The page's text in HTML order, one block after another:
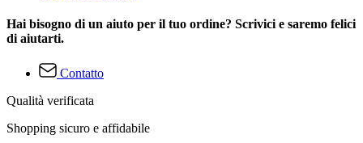
Hai bisogno di un aiuto per il tuo ordine? Scrivici e saremo felici
di aiutarti.
Contatto
Qualità verificata
Shopping sicuro e affidabile